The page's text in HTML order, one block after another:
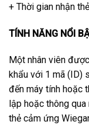
+ Thời gian nhận
TÍNH NĂNG NỔI
Một nhân viên
khẩu với 1 mã (ID)
đến máy tính hoặc
lập hoặc thông
thẻ cảm ứng